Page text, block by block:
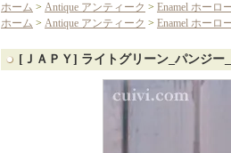
ホーム > Antique アンティーク > Enamel ホーロ
ホーム > Antique アンティーク > Enamel ホーロ
[ＪＡＰＹ] ライトグリーン_パンジー